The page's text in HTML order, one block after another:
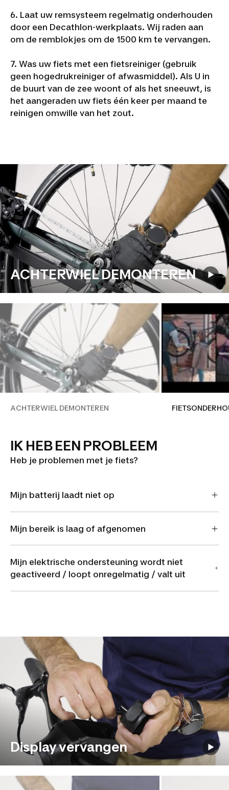
6. Laat uw remsysteem regelmatig onderhouden
door een Decathlon-werkplaats. Wij raden aan
om de remblokjes om de 1500 km te vervangen.
7. Was uw fiets met een fietsreiniger (gebruik
geen hogedrukreiniger of afwasmiddel). Als U in
de buurt van de zee woont of als het sneeuwt, is
het aangeraden uw fiets één keer per maand te
reinigen omwille van het zout.
ACHTERWIEL DEMONTEREN
ACHTERWIEL DEMONTEREN
IK HEB EEN PROBLEEM
Heb je problemen met je fiets?
Mijn batterij laadt niet op
Mijn bereik is laag of afgenomen
Mijn elektrische ondersteuning wordt niet
geactiveerd / loopt onregelmatig / valt uit
Display vervangen